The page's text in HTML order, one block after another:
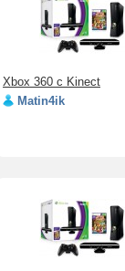
Xbox 360 c Kinect
Matin4ik